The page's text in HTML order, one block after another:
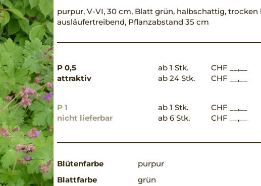
purpur, V-VI, 30 cm, Blatt grün, halbschattig, trocken
ausläufertreibend, Pflanzabstand 35 cm
P 0,5
attraktiv
ab 1 Stk.
CHF __,__
ab 24 Stk.
CHF __,__
P 1
nicht lieferbar
ab 1 Stk.
CHF __,__
ab 6 Stk.
CHF __,__
Blütenfarbe
purpur
Blattfarbe
grün